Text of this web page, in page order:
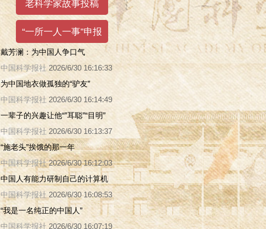
戴芳澜：为中国人争口气
中国科学报社 2026/6/30 16:16:33
为中国地衣做孤独的“驴友”
中国科学报社 2026/6/30 16:14:49
一辈子的兴趣让他“”耳聪”“目明”
中国科学报社 2026/6/30 16:13:37
“施老头”挨饿的那一年
中国科学报社 2026/6/30 16:12:03
中国人有能力研制自己的计算机
中国科学报社 2026/6/30 16:08:53
“我是一名纯正的中国人”
中国科学报社 2026/6/30 16:07:19